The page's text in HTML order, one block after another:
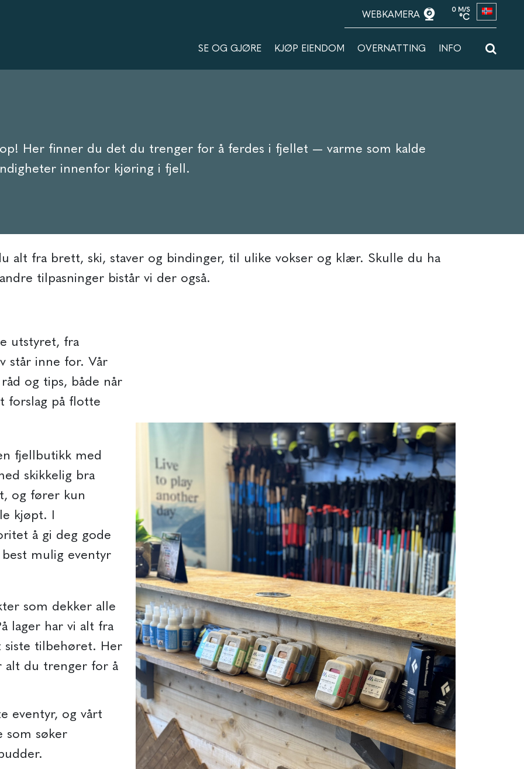
WEBKAMERA
0 M/S
°C
SE OG GJØRE KJØP EIENDOM OVERNATTING INFO
Her finner du det du trenger for å ferdes i fjellet — varme som kalde
innenfor kjøring i fjell.
alt fra brett, ski, staver og bindinger, til ulike vokser og klær. Skulle du ha
tilpasninger bistår vi der også.
utstyret, fra
står inne for. Vår
og tips, både når
forslag på flotte
fjellbutikk med
skikkelig bra
og fører kun
kjøpt. I
å gi deg gode
mulig eventyr
som dekker alle
lager har vi alt fra
tilbehøret. Her
alt du trenger for å
eventyr, og vårt
som søker